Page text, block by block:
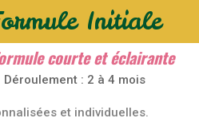
Initiale
courte et éclairante
Déroulement : 2 à 4 mois
et individuelles.